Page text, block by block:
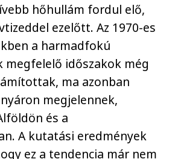
hőhullám fordul elő,
ezelőtt. Az 1970-es
a harmadfokú
megfelelő időszakok még
ma azonban
megjelennek,
és a
A kutatási eredmények
ez a tendencia már nem